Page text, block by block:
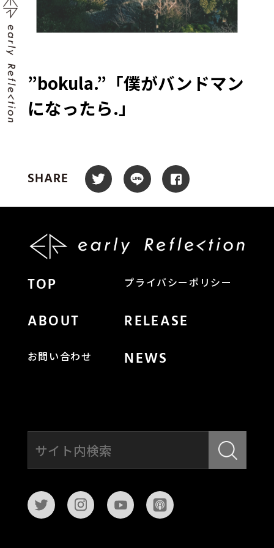
”bokula.”「僕がバンドマン
になったら.」
SHARE
TOP プライバシーポリシー
ABOUT RELEASE
お問い合わせ NEWS